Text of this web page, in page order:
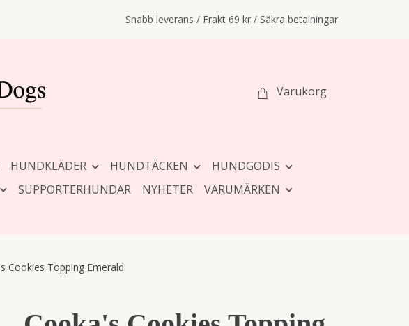
Snabb leverans / Frakt 69 kr / Säkra betalningar
Varukorg
HUNDKLÄDER HUNDTÄCKEN
HUNDGODIS
SUPPORTERHUNDAR NYHETER
VARUMÄRKEN
Cookies Topping Emerald